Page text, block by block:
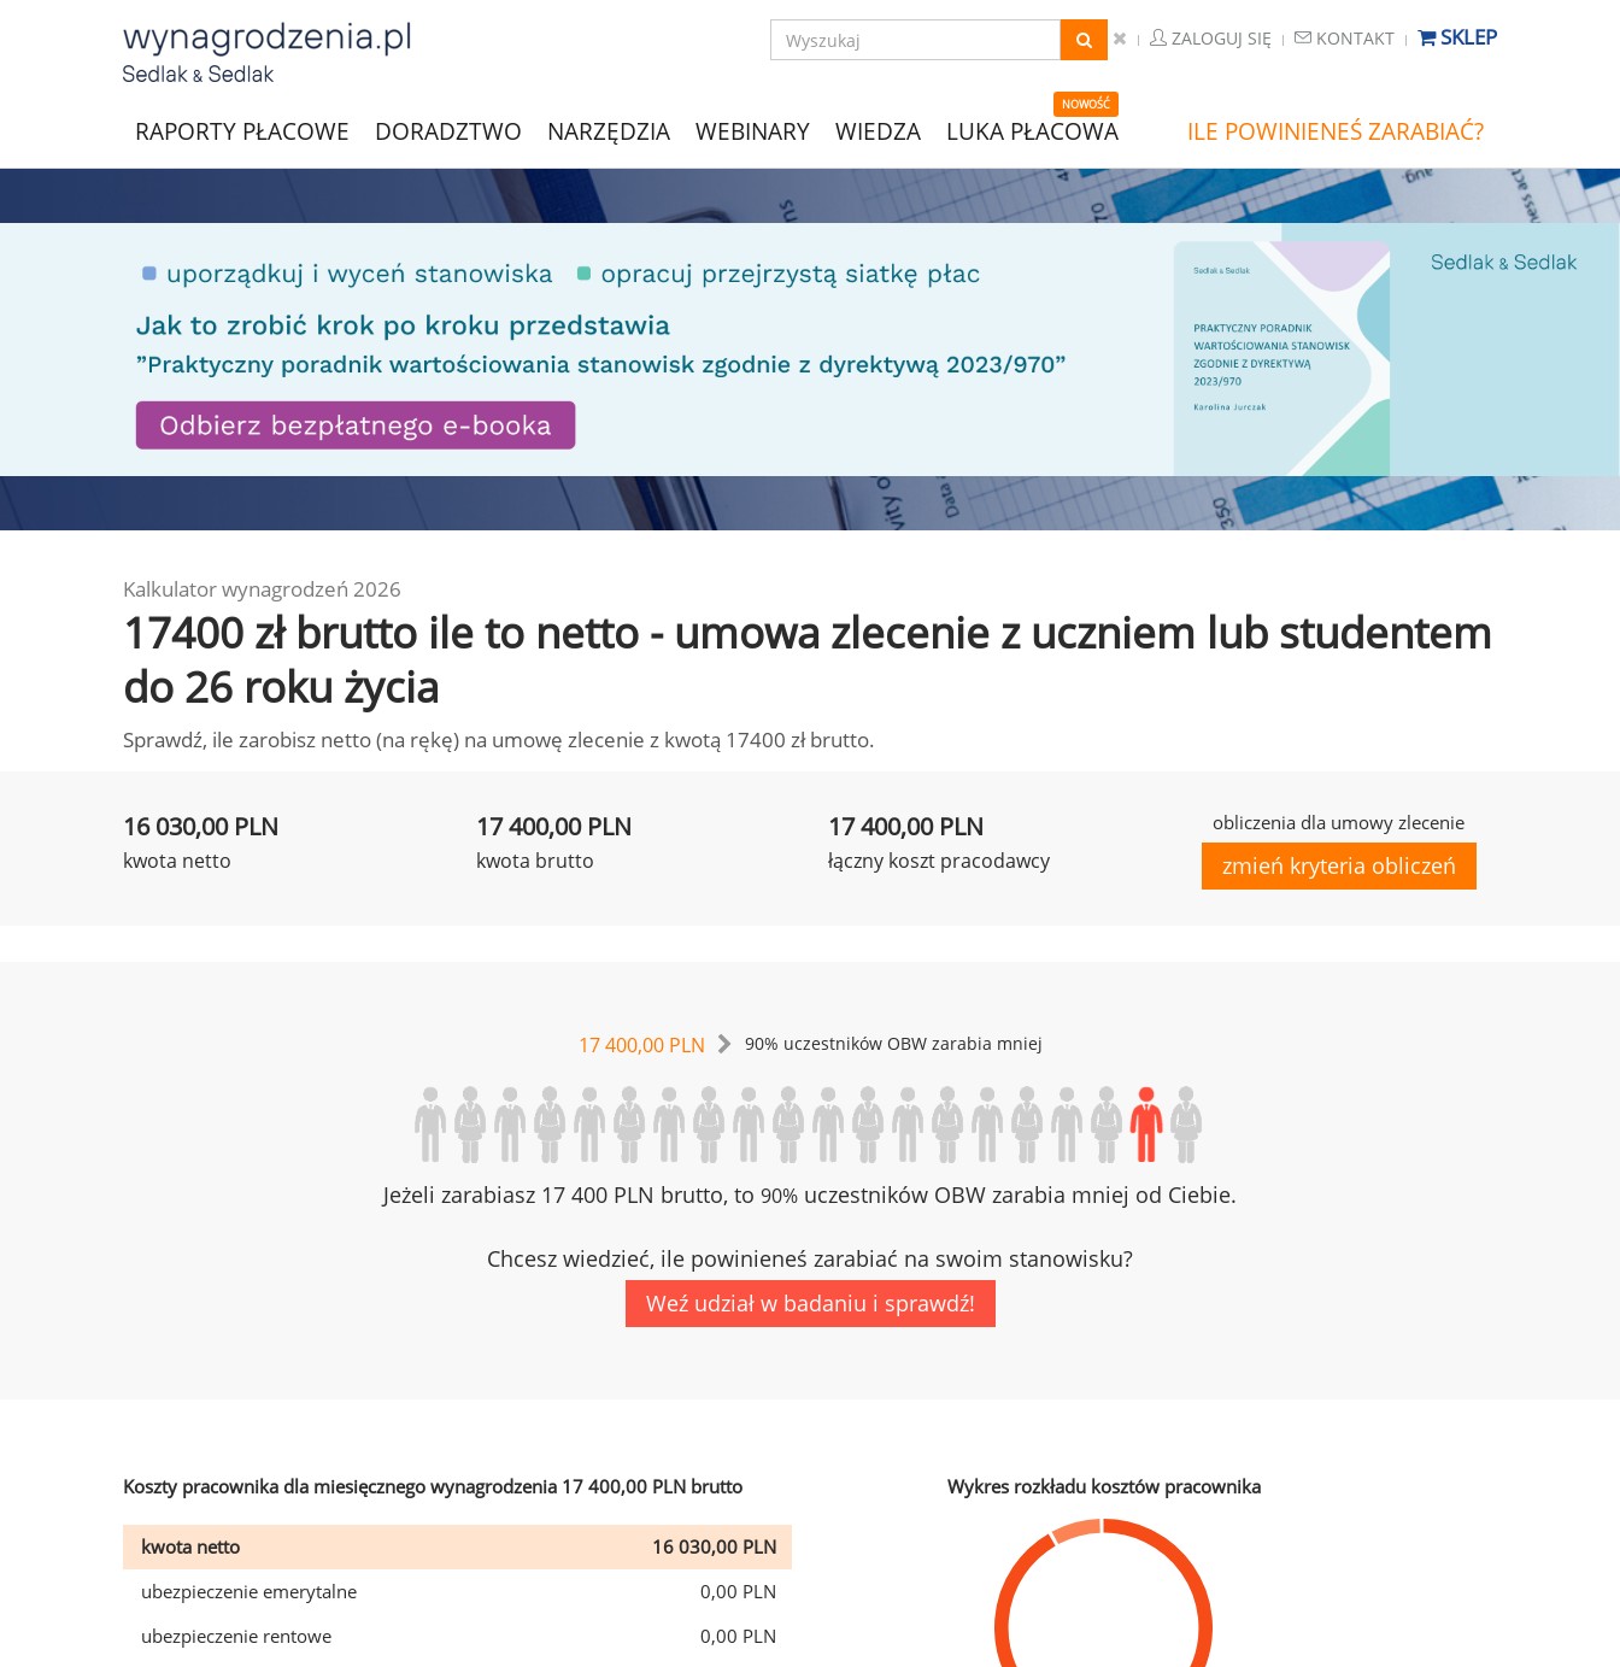
ZALOGUJ SIĘ KONTAKT SKLEP
RAPORTY PŁACOWE DORADZTWO NARZĘDZIA WEBINARY WIEDZA
NOWOŚĆ
LUKA PŁACOWA ILE POWINIENEŚ ZARABIAĆ?
Kalkulator wynagrodzeń 2026
17400 zł brutto ile to netto - umowa zlecenie z uczniem lub studentem
do 26 roku życia
Sprawdź, ile zarobisz netto (na rękę) na umowę zlecenie z kwotą 17400 zł brutto.
16 030,00 PLN
kwota netto
17 400,00 PLN
kwota brutto
17 400,00 PLN
łączny koszt pracodawcy
obliczenia dla umowy zlecenie
zmień kryteria obliczeń
17 400,00 PLN 90% uczestników OBW zarabia mniej
Jeżeli zarabiasz 17 400 PLN brutto, to 90% uczestników OBW zarabia mniej od Ciebie.
Chcesz wiedzieć, ile powinieneś zarabiać na swoim stanowisku?
Weź udział w badaniu i sprawdź!
Koszty pracownika dla miesięcznego wynagrodzenia 17 400,00 PLN brutto
kwota netto
16 030,00 PLN
ubezpieczenie emerytalne
0,00 PLN
ubezpieczenie rentowe
0,00 PLN
Wykres rozkładu kosztów pracownika